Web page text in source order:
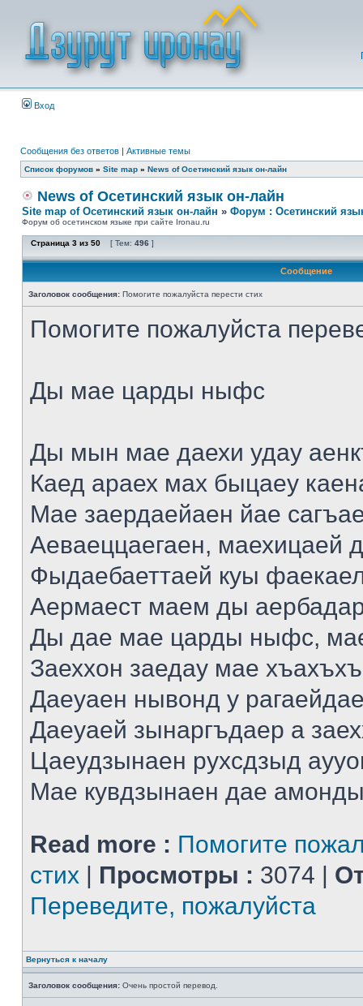
Вход
Сообщения без ответов | Активные темы
Список форумов » Site map » News of Осетинский язык он-лайн
News of Осетинский язык он-лайн
Site map of Осетинский язык он-лайн » Форум : Осетинский
Форум об осетинском языке при сайте Ironau.ru
Страница 3 из 50 [ Тем: 496 ]
Сообщение
Заголовок сообщения: Помогите пожалуйста перести стих
Помогите пожалуйста
Ды мае царды ныфс
Ды мын мае даехи удау
Каед араех мах быцаеу
Мае заердаейаен йае
Аеваеццаегаен, маехицаей
Фыдаебаеттаей куы
Аермаест маем ды
Ды дае мае царды ныфс,
Заеххон заедау мае
Даеуаен нывонд у
Даеуаей зынаргъдаер а
Цаеудзынаен рухсдзыд
Мае кувдзынаен дае
Read more : Помогите
стих | Просмотры : 3074 |
Переведите, пожалуйста
Вернуться к началу
Заголовок сообщения: Очень простой перевод.